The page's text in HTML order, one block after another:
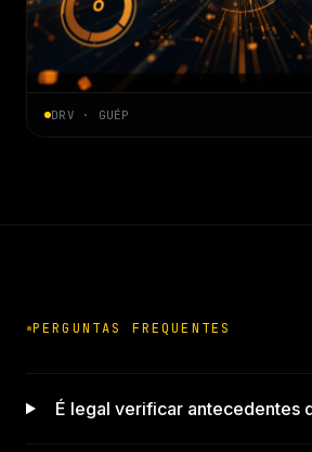
DRV · GUÉP
PERGUNTAS FREQUENTES
É legal verificar antecedentes